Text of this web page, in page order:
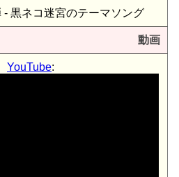
黒ネコ迷宮のテーマソング
動画
YouTube: